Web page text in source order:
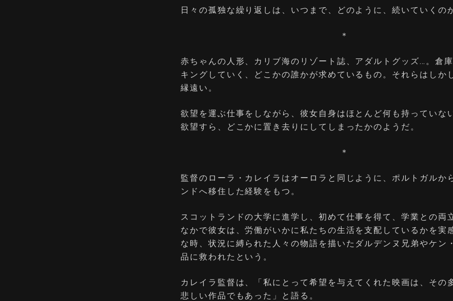
日々の孤独な繰り返しは、いつまで、どのように、続いていくの
＊
赤ちゃんの人形、カリブ海のリゾート誌、アダルトグッズ…。倉
キングしていく、どこかの誰かが求めているもの。それらはしか
縁遠い。
欲望を運ぶ仕事をしながら、彼女自身はほとんど何も持っていな
欲望すら、どこかに置き去りにしてしまったかのようだ。
＊
監督のローラ・カレイラはオーロラと同じように、ポルトガルか
ンドへ移住した経験をもつ。
スコットランドの大学に進学し、初めて仕事を得て、学業との両
なかで彼女は、労働がいかに私たちの生活を支配しているかを実
な時、状況に縛られた人々の物語を描いたダルデンヌ兄弟やケン
品に救われたという。
カレイラ監督は、「私にとって希望を与えてくれた映画は、その
悲しい作品でもあった」と語る。